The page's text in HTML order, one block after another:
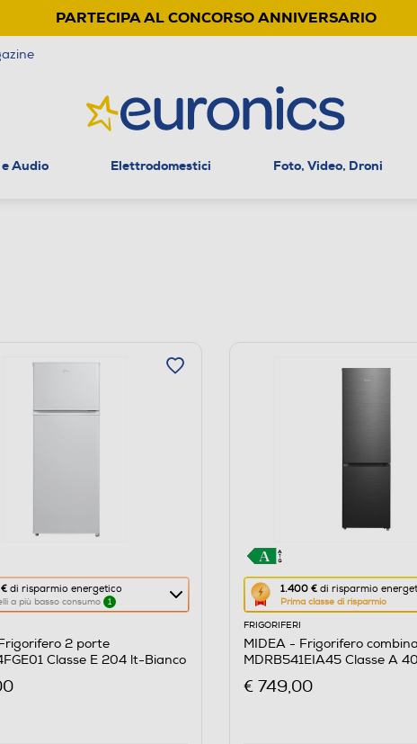
PARTECIPA AL CONCORSO ANNIVERSARIO
e Audio Elettrodomestici Foto, Video, Droni
di risparmio energetico
a più basso consumo 1
2 porte
Classe E 204 lt-Bianco
1.400 €di risparmio
Prima classe di risparmio
Questa
azione
aprirà
il
di
FRIGORIFERI
MIDEA - Frigorifero
MDRB541EIA45 Classe A
€ 749,00